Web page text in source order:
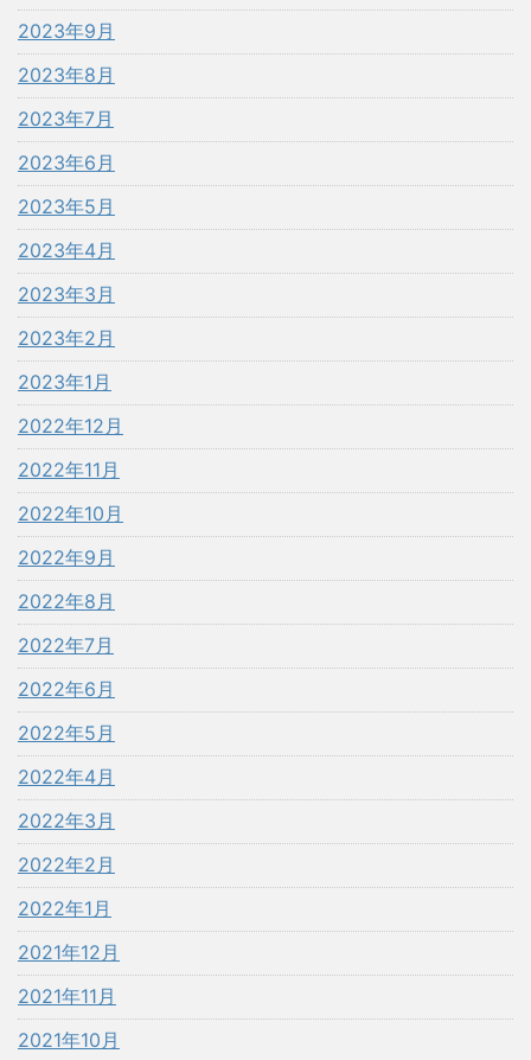
2023年9月
2023年8月
2023年7月
2023年6月
2023年5月
2023年4月
2023年3月
2023年2月
2023年1月
2022年12月
2022年11月
2022年10月
2022年9月
2022年8月
2022年7月
2022年6月
2022年5月
2022年4月
2022年3月
2022年2月
2022年1月
2021年12月
2021年11月
2021年10月